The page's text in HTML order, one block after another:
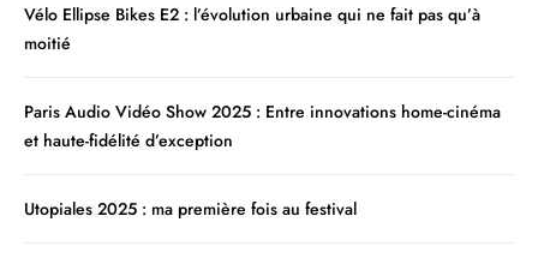
Vélo Ellipse Bikes E2 : l’évolution urbaine qui ne fait pas qu’à
moitié
Paris Audio Vidéo Show 2025 : Entre innovations home-cinéma
et haute-fidélité d’exception
Utopiales 2025 : ma première fois au festival